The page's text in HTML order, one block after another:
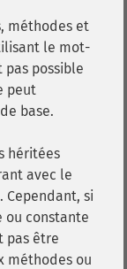
méthodes et
le mot-
possible
peut
base.
héritées
avec le
Cependant, si
ou constante
pas être
méthodes ou